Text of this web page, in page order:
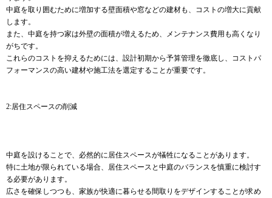
中庭を取り囲むために増加する壁面積や窓などの建材も、コストの増大に貢献
します。
また、中庭を持つ家は外壁の面積が増えるため、メンテナンス費用も高くなり
がちです。
これらのコストを抑えるためには、設計初期から予算管理を徹底し、コストパ
フォーマンスの高い建材や施工法を選定することが重要です。
2:居住スペースの削減
中庭を設けることで、必然的に居住スペースが犠牲になることがあります。
特に土地が限られている場合、居住スペースと中庭のバランスを慎重に検討す
る必要があります。
広さを確保しつつも、家族が快適に暮らせる間取りをデザインすることが求め